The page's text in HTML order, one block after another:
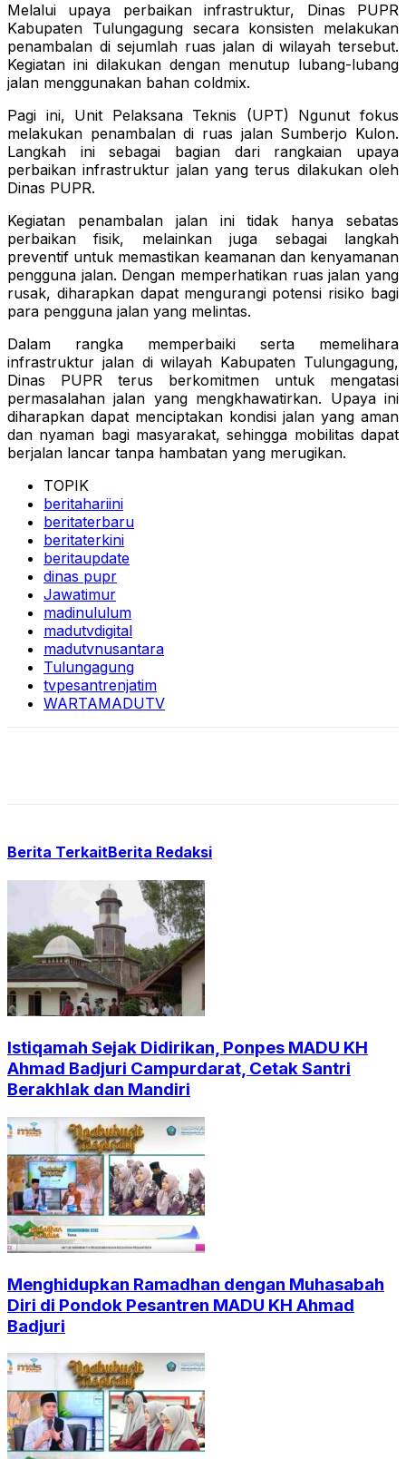
Melalui upaya perbaikan infrastruktur, Dinas PUPR
Kabupaten Tulungagung secara konsisten melakukan
penambalan di sejumlah ruas jalan di wilayah tersebut.
Kegiatan ini dilakukan dengan menutup lubang-lubang
jalan menggunakan bahan coldmix.
Pagi ini, Unit Pelaksana Teknis (UPT) Ngunut fokus
melakukan penambalan di ruas jalan Sumberjo Kulon.
Langkah ini sebagai bagian dari rangkaian upaya
perbaikan infrastruktur jalan yang terus dilakukan oleh
Dinas PUPR.
Kegiatan penambalan jalan ini tidak hanya sebatas
perbaikan fisik, melainkan juga sebagai langkah
preventif untuk memastikan keamanan dan kenyamanan
pengguna jalan. Dengan memperhatikan ruas jalan yang
rusak, diharapkan dapat mengurangi potensi risiko bagi
para pengguna jalan yang melintas.
Dalam rangka memperbaiki serta memelihara
infrastruktur jalan di wilayah Kabupaten Tulungagung,
Dinas PUPR terus berkomitmen untuk mengatasi
permasalahan jalan yang mengkhawatirkan. Upaya ini
diharapkan dapat menciptakan kondisi jalan yang aman
dan nyaman bagi masyarakat, sehingga mobilitas dapat
berjalan lancar tanpa hambatan yang merugikan.
TOPIK
beritahariini
beritaterbaru
beritaterkini
beritaupdate
dinas pupr
Jawatimur
madinululum
madutvdigital
madutvnusantara
Tulungagung
tvpesantrenjatim
WARTAMADUTV
Berita TerkaitBerita Redaksi
Istiqamah Sejak Didirikan, Ponpes MADU KH
Ahmad Badjuri Campurdarat, Cetak Santri
Berakhlak dan Mandiri
Menghidupkan Ramadhan dengan Muhasabah
Diri di Pondok Pesantren MADU KH Ahmad
Badjuri